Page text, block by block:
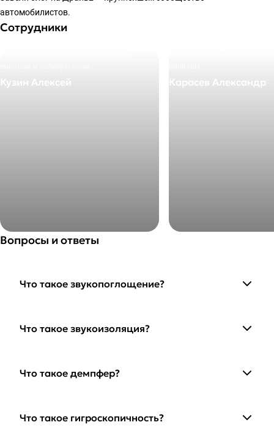
автомобилистов.
Сотрудники
Кузин Алексей Карасев Александр
Вопросы и ответы
Что такое звукопоглощение?
Что такое звукоизоляция?
Что такое демпфер?
Что такое гигроскопичность?